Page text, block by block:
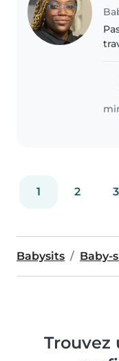
1 2 3
Babysits Baby-
Trouvez